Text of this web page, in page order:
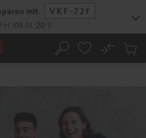
mit
VKF-72F
H :05 M :19 S
Suche
No